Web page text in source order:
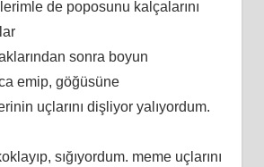
de poposunu kalçalarını
sonra boyun
emip, göğüsüne
uçlarını dişliyor yalıyordum.
sığıyordum. meme uçlarını